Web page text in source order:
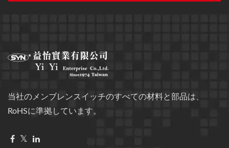
当社のメンブレンスイッチのすべての材料と部品は、
RoHSに準拠しています。